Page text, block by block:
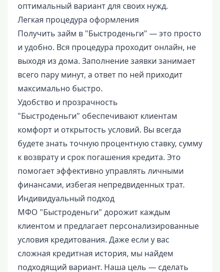
оптимальный вариант для своих нужд.
Легкая процедура оформления
Получить займ в "Быстроденьги" — это просто
и удобно. Вся процедура проходит онлайн, не
выходя из дома. Заполнение заявки занимает
всего пару минут, а ответ по ней приходит
максимально быстро.
Удобство и прозрачность
"Быстроденьги" обеспечивают клиентам
комфорт и открытость условий. Вы всегда
будете знать точную процентную ставку, сумму
к возврату и срок погашения кредита. Это
помогает эффективно управлять личными
финансами, избегая непредвиденных трат.
Индивидуальный подход
МФО "Быстроденьги" дорожит каждым
клиентом и предлагает персонализированные
условия кредитования. Даже если у вас
сложная кредитная история, мы найдем
подходящий вариант. Наша цель — сделать